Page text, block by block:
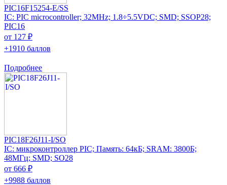
PIC16F15254-E/SS
IC: PIC microcontroller; 32MHz; 1.8÷5.5VDC; SMD; SSOP28;
PIC16
от 127 ₽
+1910 баллов
Подробнее
PIC18F26J11-I/SO
IC: микроконтроллер PIC; Память: 64кБ; SRAM: 3800Б;
48МГц; SMD; SO28
от 666 ₽
+9988 баллов